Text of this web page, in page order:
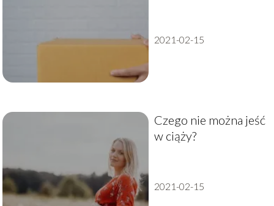
2021-02-15
Czego nie można jeść
w ciąży?
2021-02-15